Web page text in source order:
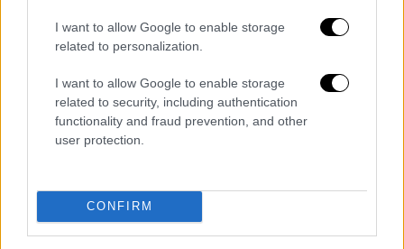
I want to allow Google to enable storage
related to personalization.
I want to allow Google to enable storage
related to security, including authentication
functionality and fraud prevention, and other
user protection.
CONFIRM
τις 15 Ιουλίου 2025, για παραστατικά με
ημερομηνία έκδοσης έως 30 Ιουνίου 2025.
Υποχρεώσεις καταχώρησης
παραστατικών
καταχώρηση
θέρμανσης και της ηλεκτρικής ενέργειας,
πρέπει να γίνει μέσω της εφαρμογής «ΤΑ